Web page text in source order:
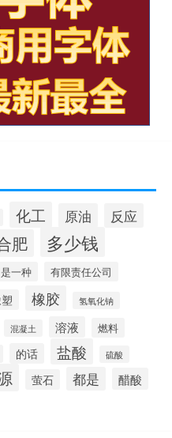
化工 原油 反应
肥 多少钱
是一种 有限责任公司
橡胶 氢氧化钠
混凝土 溶液 燃料
的话 盐酸 硫酸
萤石 都是 醋酸